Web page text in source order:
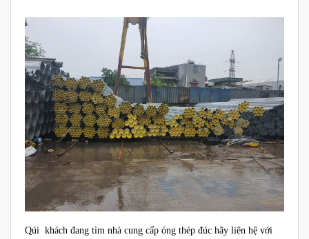
Qúi khách đang tìm nhà cung cấp óng thép đúc hãy liên hệ với